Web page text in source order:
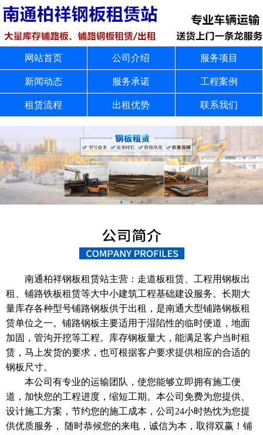
网站首页 公司介绍 服务项目
新闻动态 服务承诺 工程案例
租赁流程 出租优势 联系我们
南通柏祥钢板租赁站主营：走道板租赁、工程用钢板出
租、铺路铁板租赁等大中小建筑工程基础建设服务。长期大
量库存各种型号铺路钢板供于出租，是南通大型铺路钢板租
赁单位之一。铺路钢板主要适用于湿陷性的临时便道，地面
加固，管沟开挖等工程。库存钢板量大，能满足客户当时租
赁，马上发货的要求，也可根据客户要求提供相应的合适的
钢板尺寸。
本公司有专业的运输团队，使您能够立即拥有施工便
道，加快您的工程进度，缩短工期。本公司免费为您提供、
设计施工方案，节约您的施工成本，公司24小时热忱为您提
供优质服务， 随时恭候您的来电，诚信为本，取得双赢！铺